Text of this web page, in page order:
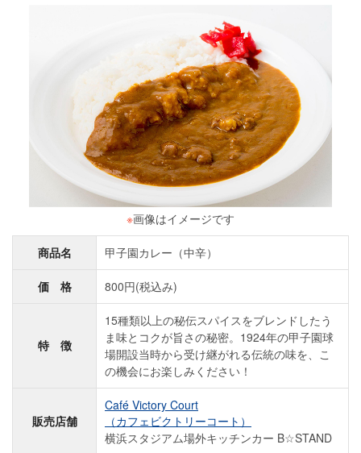
※画像はイメージです
商品名 甲子園カレー（中辛）
価 格 800円(税込み)
特 徴
15種類以上の秘伝スパイスをブレンドしたう
ま味とコクが旨さの秘密。1924年の甲子園球
場開設当時から受け継がれる伝統の味を、こ
の機会にお楽しみください！
販売店舗
Café Victory Court
（カフェビクトリーコート）
横浜スタジアム場外キッチンカー B☆STAND